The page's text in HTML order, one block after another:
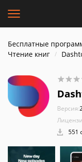
Бесплатные
Чтение книг
Версия:
551